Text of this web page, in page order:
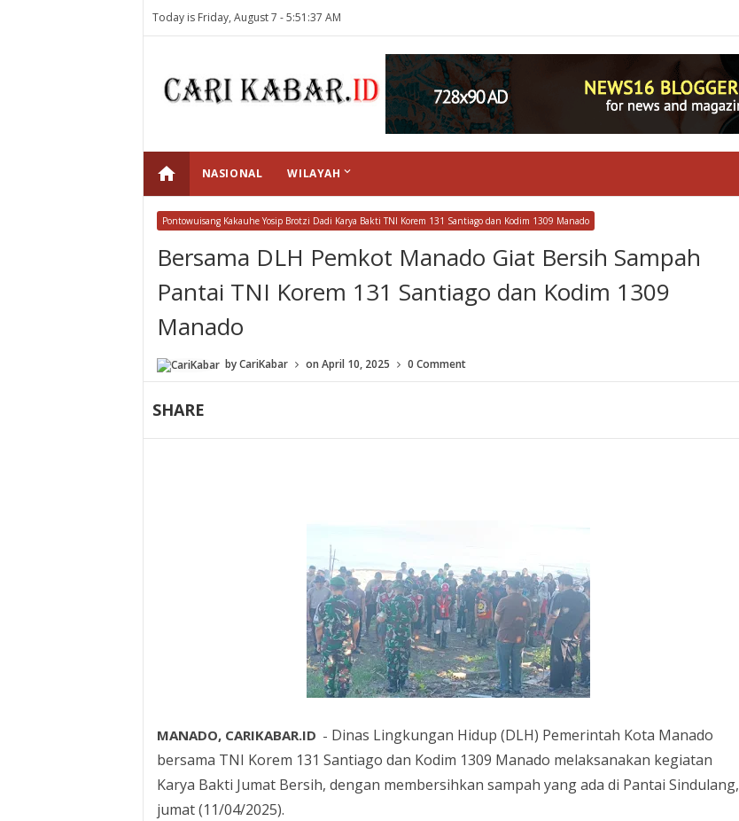
Today is Friday, August 7 -5:51:37 AM
home NASIONAL WILAYAH keyboard_arrow_down
Pontowuisang Kakauhe Yosip Brotzi Dadi Karya Bakti TNI Korem 131 Santiago dan Kodim 1309 Manado
Bersama DLH Pemkot Manado Giat Bersih Sampah
Pantai TNI Korem 131 Santiago dan Kodim 1309
Manado
byCariKabar on April 10, 2025 0 Comment
SHARE
MANADO, CARIKABAR.ID - Dinas Lingkungan Hidup (DLH) Pemerintah Kota Manado
bersama TNI Korem 131 Santiago dan Kodim 1309 Manado melaksanakan kegiatan
Karya Bakti Jumat Bersih, dengan membersihkan sampah yang ada di Pantai Sindulang,
jumat (11/04/2025).